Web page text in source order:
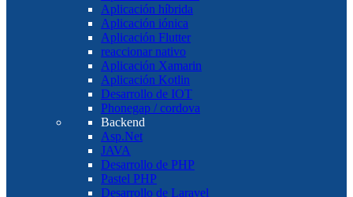
Aplicación híbrida
Aplicación iónica
Aplicación Flutter
reaccionar nativo
Aplicación Xamarin
Aplicación Kotlin
Desarrollo de IOT
Phonegap / cordova
Backend
Asp.Net
JAVA
Desarrollo de PHP
Pastel PHP
Desarrollo de Laravel